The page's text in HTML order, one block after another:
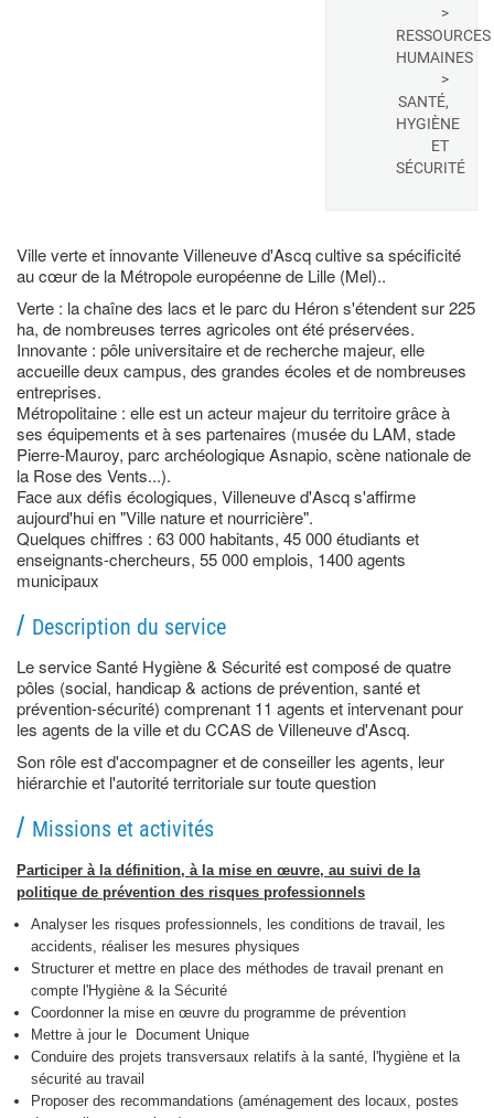
>
RESSOURCES
HUMAINES
>
SANTÉ,
HYGIÈNE
ET
SÉCURITÉ
Ville verte et innovante Villeneuve d'Ascq cultive sa spécificité
au cœur de la Métropole européenne de Lille (Mel)..
Verte : la chaîne des lacs et le parc du Héron s'étendent sur 225
ha, de nombreuses terres agricoles ont été préservées.
Innovante : pôle universitaire et de recherche majeur, elle
accueille deux campus, des grandes écoles et de nombreuses
entreprises.
Métropolitaine : elle est un acteur majeur du territoire grâce à
ses équipements et à ses partenaires (musée du LAM, stade
Pierre-Mauroy, parc archéologique Asnapio, scène nationale de
la Rose des Vents...).
Face aux défis écologiques, Villeneuve d'Ascq s'affirme
aujourd'hui en "Ville nature et nourricière".
Quelques chiffres : 63 000 habitants, 45 000 étudiants et
enseignants-chercheurs, 55 000 emplois, 1400 agents
municipaux
Description du service
Le service Santé Hygiène & Sécurité est composé de quatre
pôles (social, handicap & actions de prévention, santé et
prévention-sécurité) comprenant 11 agents et intervenant pour
les agents de la ville et du CCAS de Villeneuve d'Ascq.
Son rôle est d'accompagner et de conseiller les agents, leur
hiérarchie et l'autorité territoriale sur toute question
Missions et activités
Participer à la définition, à la mise en œuvre, au suivi de la
politique de prévention des risques professionnels
Analyser les risques professionnels, les conditions de travail, les
accidents, réaliser les mesures physiques
Structurer et mettre en place des méthodes de travail prenant en
compte l'Hygiène & la Sécurité
Coordonner la mise en œuvre du programme de prévention
Mettre à jour le Document Unique
Conduire des projets transversaux relatifs à la santé, l'hygiène et la
sécurité au travail
Proposer des recommandations (aménagement des locaux, postes